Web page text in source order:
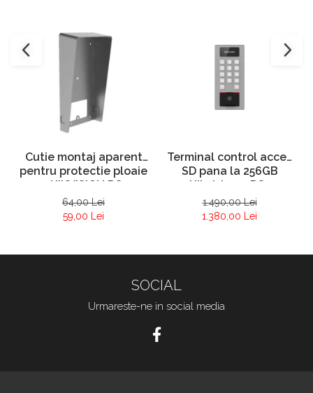
Cutie montaj aparent
pentru protectie ploaie
– HIKVISION DS-
KABV8113-RS
64,00 Lei
59,00 Lei
Terminal control acces
SD pana la 256GB
Hikvision – DS-
K1T502DBFWX-C -
amprenta + pin
1.490,00 Lei
1.380,00 Lei
SOCIAL
Urmareste-ne in social media